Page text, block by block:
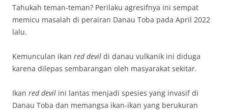
Tahukah teman-teman? Perilaku agresifnya ini sempat
memicu masalah di perairan Danau Toba pada April 2022
lalu.
Kemunculan ikan red devil di danau vulkanik ini diduga
karena dilepas sembarangan oleh masyarakat sekitar.
Ikan red devil ini lantas menjadi spesies yang invasif di
Danau Toba dan memangsa ikan-ikan yang berukuran